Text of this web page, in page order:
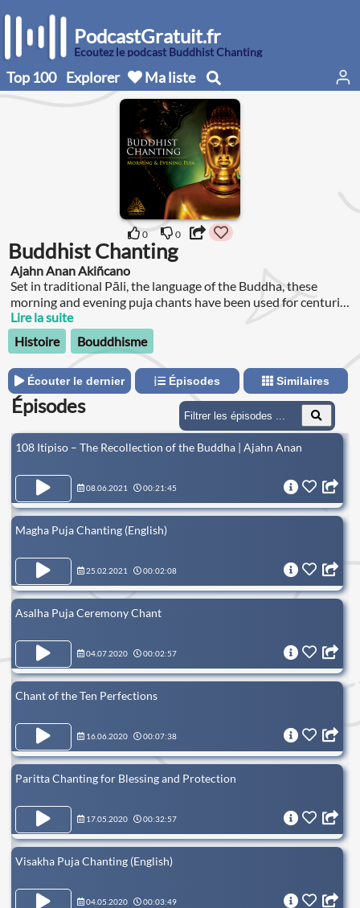
PodcastGratuit.fr
Écoutez le podcast Buddhist Chanting
Top 100 Explorer Ma liste
0 0
Buddhist Chanting
Ajahn Anan Akiñcano
Set in traditional Pāli, the language of the Buddha, these
morning and evening puja chants have been used for centuries
to deepen faith, brighten the heart and prepare the mind for
meditation.
Lire la suite
Histoire
Bouddhisme
Écouter le dernier Épisodes Similaires
Épisodes
108 Itipiso – The Recollection of the Buddha | Ajahn Anan
08.06.2021 00:21:45
Magha Puja Chanting (English)
25.02.2021 00:02:08
Asalha Puja Ceremony Chant
04.07.2020 00:02:57
Chant of the Ten Perfections
16.06.2020 00:07:38
Paritta Chanting for Blessing and Protection
17.05.2020 00:32:57
Visakha Puja Chanting (English)
04.05.2020 00:03:49